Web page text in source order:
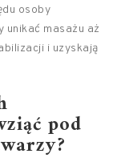
osoby
unikać masażu aż
i uzyskają
pod